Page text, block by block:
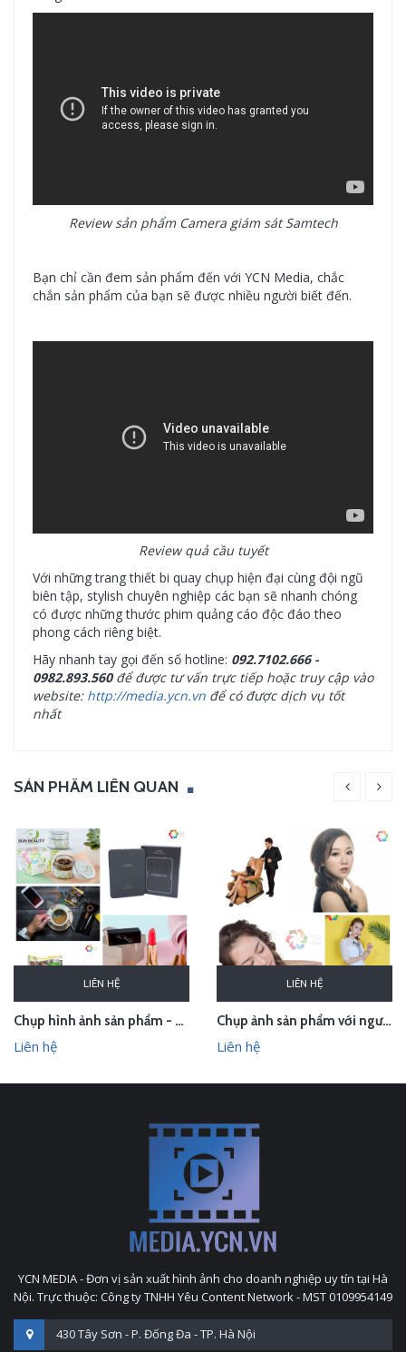
Review sản phẩm Camera giám sát Samtech
Bạn chỉ cần đem sản phẩm đến với YCN Media, chắc
chắn sản phẩm của bạn sẽ được nhiều người biết đến.
Review quả cầu tuyết
Với những trang thiết bi quay chụp hiện đại cùng đội ngũ
biên tập, stylish chuyên nghiệp các bạn sẽ nhanh chóng
có được những thước phim quảng cáo độc đáo theo
phong cách riêng biệt.
Hãy nhanh tay gọi đến số hotline: 092.7102.666 -
0982.893.560 để được tư vấn trực tiếp hoặc truy cập vào
website: http://media.ycn.vn để có được dịch vụ tốt
nhất
SẢN PHẨM LIÊN QUAN
LIÊN HỆ
Chụp hình ảnh sản phẩm - quay phim sản phẩm trong studio
Liên hệ
LIÊN HỆ
Chụp ảnh sản phẩm với người mẫu - quay quảng cáo trọn gói
Liên hệ
YCN MEDIA - Đơn vị sản xuất hình ảnh cho doanh nghiệp uy tín tại Hà
Nội. Trực thuộc: Công ty TNHH Yêu Content Network - MST 0109954149
430 Tây Sơn - P. Đống Đa - TP. Hà Nội